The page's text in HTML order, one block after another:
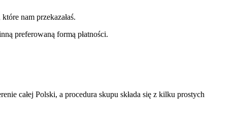
nam przekazałaś.
preferowaną formą płatności.
całej Polski, a procedura skupu składa się z kilku prostych